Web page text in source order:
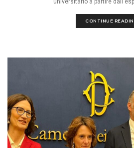
CONTINUE